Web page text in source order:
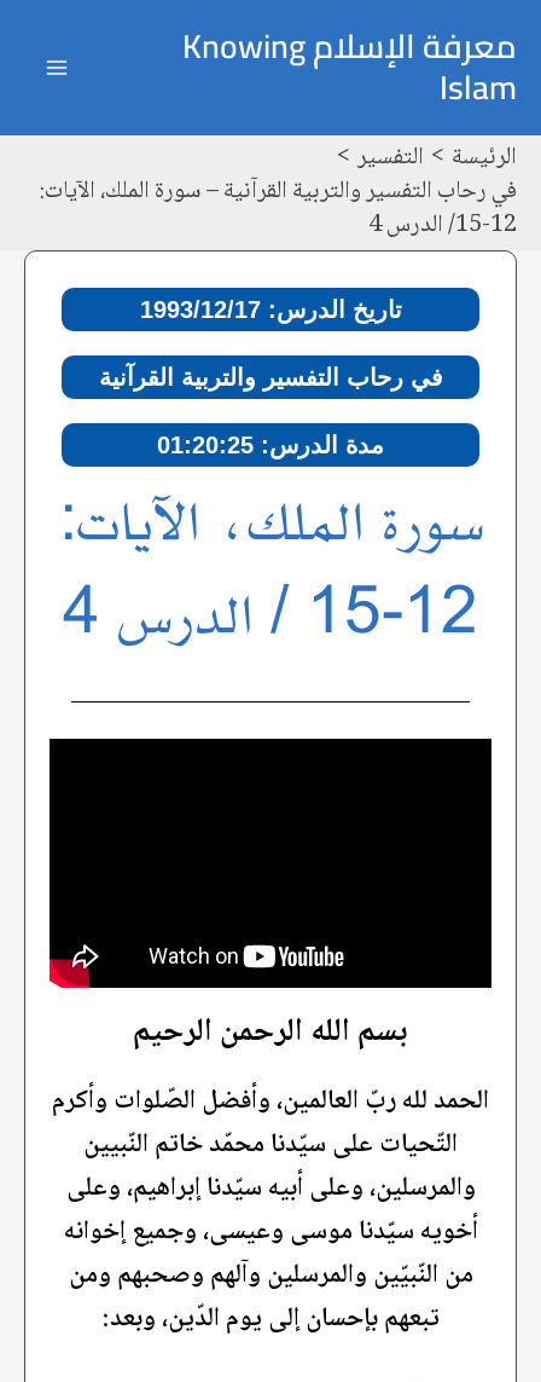
إلى
المحتوى
معرفة الإسلام Knowing
Islam
الرئيسة
التفسير
في رحاب التفسير والتربية القرآنية – سورة الملك، الآيات:
12-15/ الدرس 4
تاريخ الدرس: 1993/12/17
في رحاب التفسير والتربية القرآنية
مدة الدرس: 01:20:25
سورة الملك، الآيات:
12-15 / الدرس 4
بسم الله الرحمن الرحيم
الحمد لله ربّ العالمين، وأفضل الصّلوات وأكرم
التّحيات على سيّدنا محمّد خاتم النّبيين
والمرسلين، وعلى أبيه سيّدنا إبراهيم، وعلى
أخويه سيّدنا موسى وعيسى، وجميع إخوانه
من النّبيّين والمرسلين وآلهم وصحبهم ومن
تبعهم بإحسان إلى يوم الدّين، وبعد:
navigation